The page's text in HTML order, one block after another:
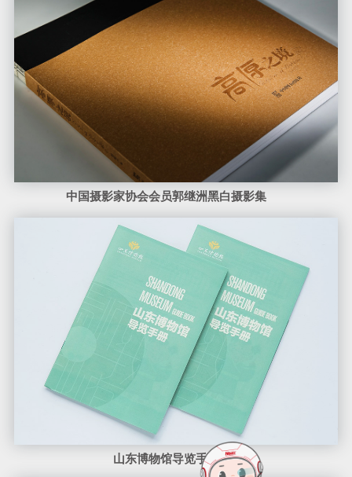
中国摄影家协会会员郭继洲黑白摄影集
山东博物馆导览手册